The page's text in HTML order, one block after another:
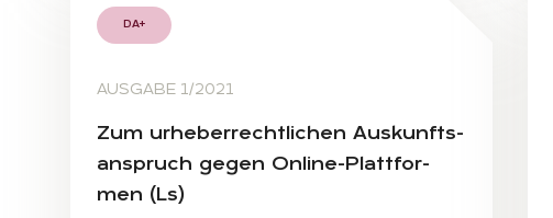
DA+
AUSGABE 1/2021
Zum ur­he­ber­recht­li­chen Aus­kunfts­
an­spruch ge­gen On­line-Platt­for­
men (Ls)